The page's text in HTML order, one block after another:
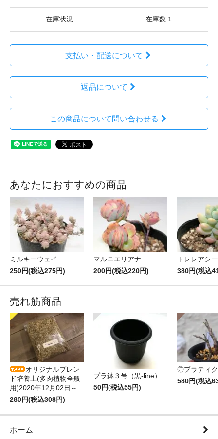
在庫状況 在庫数 1
支払い・配送について
返品について
この商品について問い合わせる
あなたにおすすめの商品
ミルキーウェイ
250円(税込275円)
マルニエリアナ
200円(税込220円)
トレレアシ
380円(税込
売れ筋商品
オリジナルブレン
ド培養土(多肉植物全般
用)2020年12月02日～
280円(税込308円)
プラ鉢３号（黒-line）
50円(税込55円)
◎プラティ
580円(税込
ホーム